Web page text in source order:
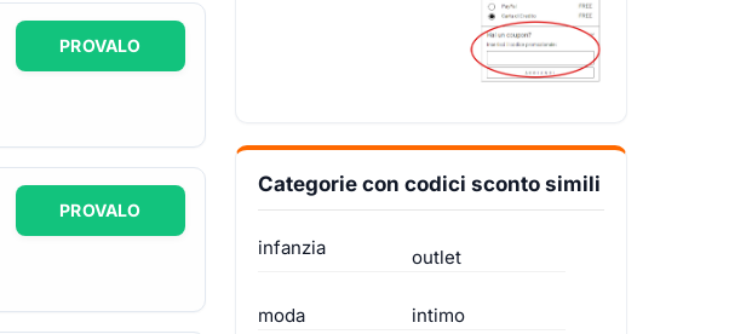
PROVALO
PROVALO
Categorie con codici sconto simili
infanzia outlet
moda intimo